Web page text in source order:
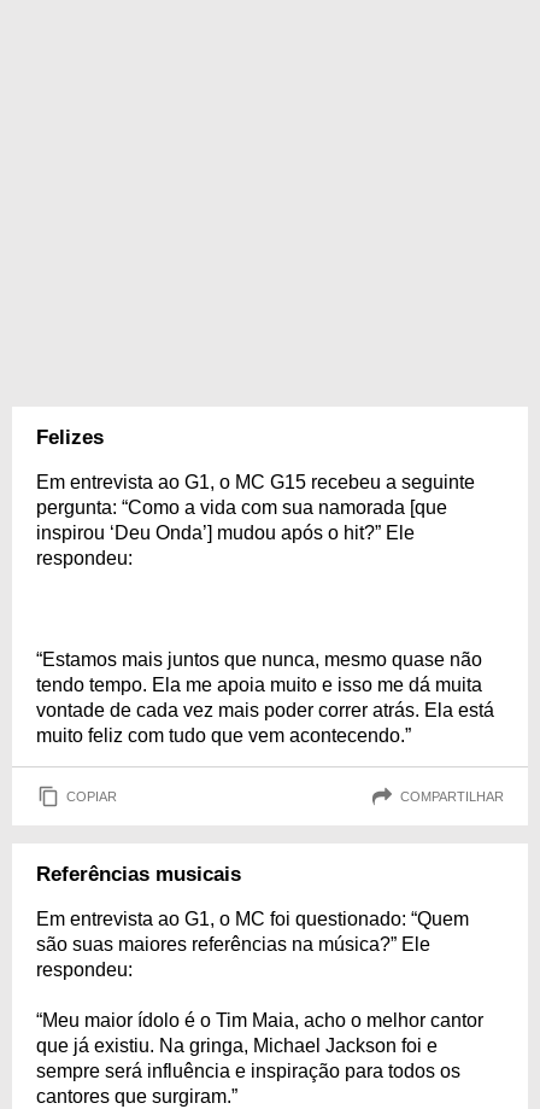
Felizes
Em entrevista ao G1, o MC G15 recebeu a seguinte
pergunta: “Como a vida com sua namorada [que
inspirou ‘Deu Onda’] mudou após o hit?” Ele
respondeu:
“Estamos mais juntos que nunca, mesmo quase não
tendo tempo. Ela me apoia muito e isso me dá muita
vontade de cada vez mais poder correr atrás. Ela está
muito feliz com tudo que vem acontecendo.”
COPIAR COMPARTILHAR
Referências musicais
Em entrevista ao G1, o MC foi questionado: “Quem
são suas maiores referências na música?” Ele
respondeu:
“Meu maior ídolo é o Tim Maia, acho o melhor cantor
que já existiu. Na gringa, Michael Jackson foi e
sempre será influência e inspiração para todos os
cantores que surgiram.”